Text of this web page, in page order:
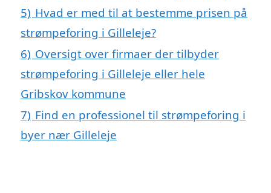
5) Hvad er med til at bestemme prisen på
strømpeforing i Gilleleje?
6) Oversigt over firmaer der tilbyder
strømpeforing i Gilleleje eller hele
Gribskov kommune
7) Find en professionel til strømpeforing i
byer nær Gilleleje